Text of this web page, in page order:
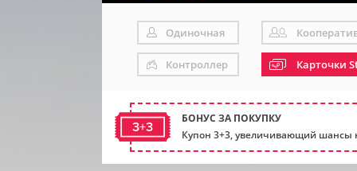
Одиночная
Контроллер Карточки
3+3
БОНУС ЗА ПОКУПКУ
Купон 3+3, увеличивающий шансы